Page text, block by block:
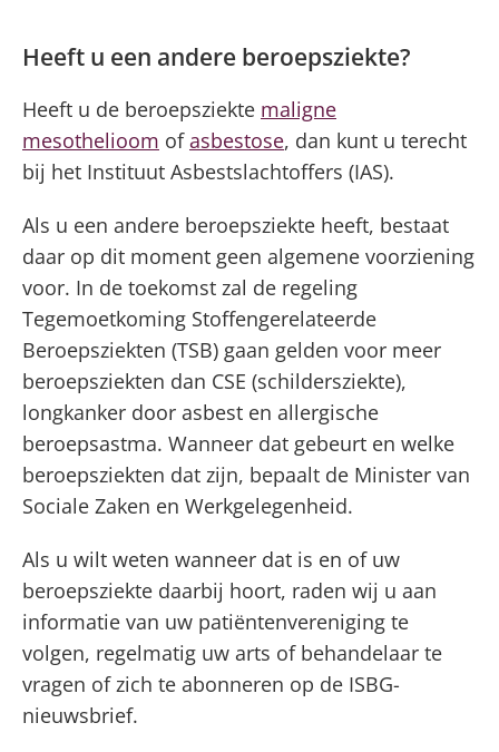
Heeft u een andere beroepsziekte?
Heeft u de beroepsziekte maligne
mesothelioom ofasbestose, dan kunt u terecht
bij het Instituut Asbestslachtoffers (IAS).
Als u een andere beroepsziekte heeft, bestaat
daar op dit moment geen algemene voorziening
voor. In de toekomst zal de regeling
Tegemoetkoming Stoffengerelateerde
Beroepsziekten (TSB) gaan gelden voor meer
beroepsziekten dan CSE (schildersziekte),
longkanker door asbest en allergische
beroepsastma. Wanneer dat gebeurt en welke
beroepsziekten dat zijn, bepaalt de Minister van
Sociale Zaken en Werkgelegenheid.
Als u wilt weten wanneer dat is en of uw
beroepsziekte daarbij hoort, raden wij u aan
informatie van uw patiëntenvereniging te
volgen, regelmatig uw arts of behandelaar te
vragen of zich te abonneren op de ISBG-
nieuwsbrief.